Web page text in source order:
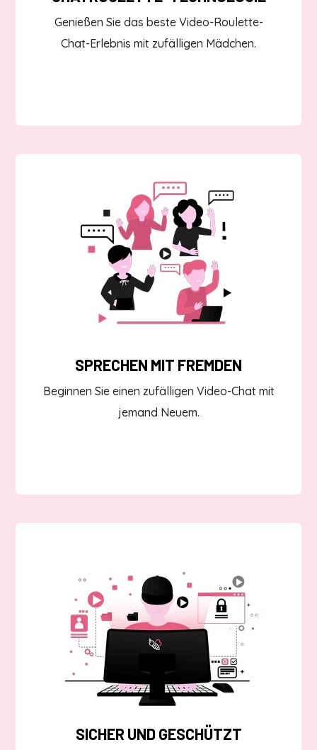
Genießen Sie das beste Video-Roulette-
Chat-Erlebnis mit zufälligen Mädchen.
SPRECHEN MIT FREMDEN
Beginnen Sie einen zufälligen Video-Chat mit
jemand Neuem.
SICHER UND GESCHÜTZT